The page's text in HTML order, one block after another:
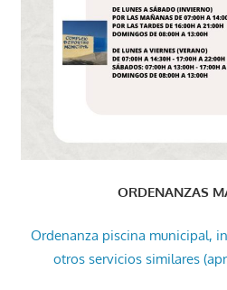
ORDENANZAS
Ordenanza piscina municipal,
otros servicios similares